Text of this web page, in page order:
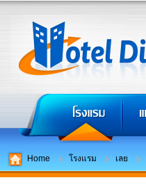
Home โรงแรม เลย